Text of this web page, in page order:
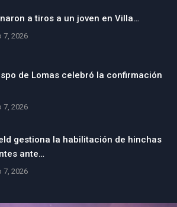
a tiros a un joven en Villa…
7, 2026
de Lomas celebró la confirmación
7, 2026
gestiona la habilitación de hinchas
ante…
7, 2026